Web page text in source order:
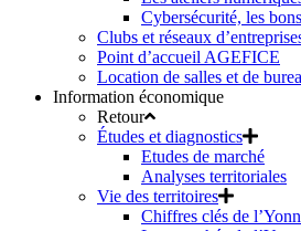
Cybersécurité, les
Clubs et réseaux
Point d’accueil AGEFICE
Location de salles et de
Information économique
Retour
Études et diagnostics
Etudes de marché
Analyses territoriales
Vie des territoires
Chiffres clés de